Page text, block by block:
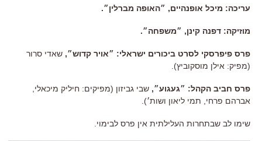
עריכה: מיכל אופנהיים, ״האופה מברלין״.
מוזיקה: דפנה קינן, ״משפחה״.
פרס פיפרסקי לסרט ביכורים ישראלי: ״אויר קדוש״, שאדי סרור
(מפיק: אילן מוסקוביץ).
פרס חביב הקהל: ״געגוע״, שבי גביזון (מפיקים: חיליק מיכאלי,
אברהם פרחי, תמי ליאון ושות׳).
שימו לב שבתחרות העלילתית אין פרס לבימוי.